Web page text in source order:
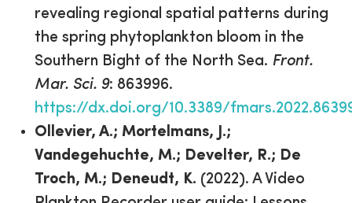
revealing regional spatial patterns during
the spring phytoplankton bloom in the
Southern Bight of the North Sea. Front.
Mar. Sci. 9: 863996.
https://dx.doi.org/10.3389/
Ollevier, A.; Mortelmans, J.;
Vandegehuchte, M.; Develter, R.; De
Troch, M.; Deneudt, K. (2022). A Video